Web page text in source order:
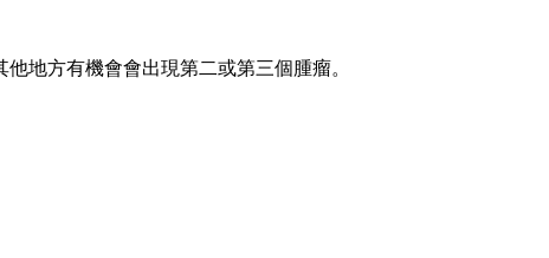
地方有機會會出現第二或第三個腫瘤。